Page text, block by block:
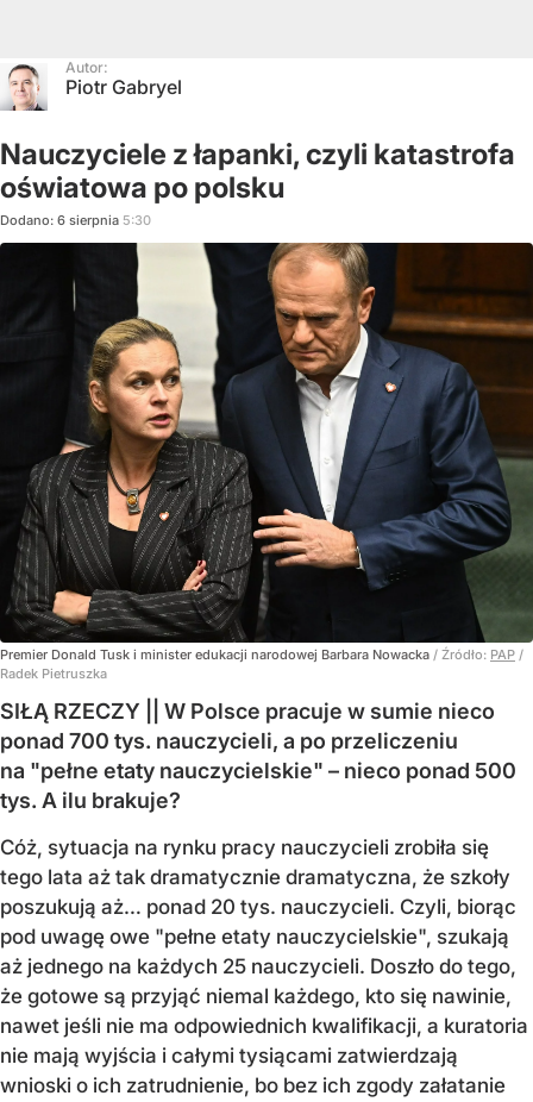
Autor:
Piotr Gabryel
Nauczyciele z łapanki, czyli katastrofa
oświatowa po polsku
Dodano: 6 sierpnia 5:30
Premier Donald Tusk i minister edukacji narodowej Barbara Nowacka / Źródło: PAP /
Radek Pietruszka
SIŁĄ RZECZY || W Polsce pracuje w sumie nieco
ponad 700 tys. nauczycieli, a po przeliczeniu
na "pełne etaty nauczycielskie" – nieco ponad 500
tys. A ilu brakuje?
Cóż, sytuacja na rynku pracy nauczycieli zrobiła się
tego lata aż tak dramatycznie dramatyczna, że szkoły
poszukują aż… ponad 20 tys. nauczycieli. Czyli, biorąc
pod uwagę owe "pełne etaty nauczycielskie", szukają
aż jednego na każdych 25 nauczycieli. Doszło do tego,
że gotowe są przyjąć niemal każdego, kto się nawinie,
nawet jeśli nie ma odpowiednich kwalifikacji, a kuratoria
nie mają wyjścia i całymi tysiącami zatwierdzają
wnioski o ich zatrudnienie, bo bez ich zgody załatanie